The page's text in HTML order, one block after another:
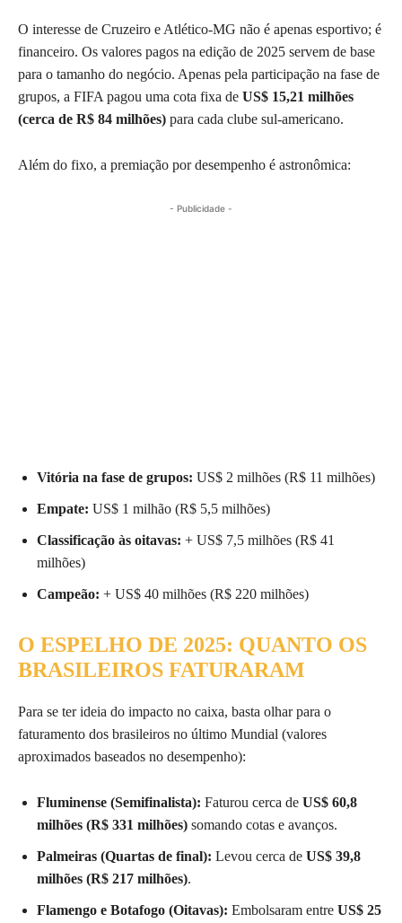
O interesse de Cruzeiro e Atlético-MG não é apenas esportivo; é
financeiro. Os valores pagos na edição de 2025 servem de base
para o tamanho do negócio. Apenas pela participação na fase de
grupos, a FIFA pagou uma cota fixa de US$ 15,21 milhões
(cerca de R$ 84 milhões) para cada clube sul-americano.
Além do fixo, a premiação por desempenho é astronômica:
- Publicidade -
Vitória na fase de grupos: US$ 2 milhões (R$ 11 milhões)
Empate: US$ 1 milhão (R$ 5,5 milhões)
Classificação às oitavas: + US$ 7,5 milhões (R$ 41
milhões)
Campeão: + US$ 40 milhões (R$ 220 milhões)
O ESPELHO DE 2025: QUANTO OS
BRASILEIROS FATURARAM
Para se ter ideia do impacto no caixa, basta olhar para o
faturamento dos brasileiros no último Mundial (valores
aproximados baseados no desempenho):
Fluminense (Semifinalista): Faturou cerca de US$ 60,8
milhões (R$ 331 milhões) somando cotas e avanços.
Palmeiras (Quartas de final): Levou cerca de US$ 39,8
milhões (R$ 217 milhões).
Flamengo e Botafogo (Oitavas): Embolsaram entre US$ 25